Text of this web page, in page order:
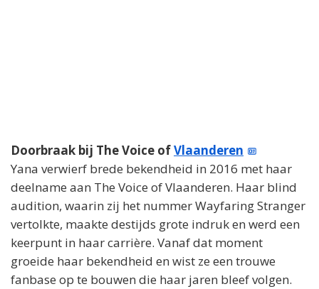
Doorbraak bij The Voice ofVlaanderen
Yana verwierf brede bekendheid in 2016 met haar
deelname aan The Voice of Vlaanderen. Haar blind
audition, waarin zij het nummer Wayfaring Stranger
vertolkte, maakte destijds grote indruk en werd een
keerpunt in haar carrière. Vanaf dat moment
groeide haar bekendheid en wist ze een trouwe
fanbase op te bouwen die haar jaren bleef volgen.